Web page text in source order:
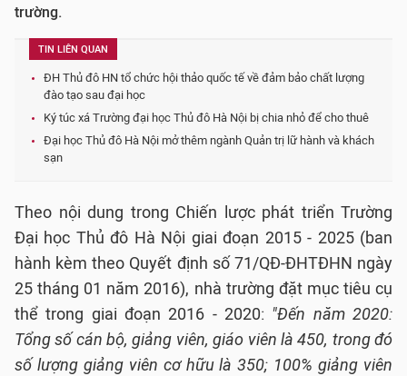
trường.
TIN LIÊN QUAN
ĐH Thủ đô HN tổ chức hội thảo quốc tế về đảm bảo chất lượng
đào tạo sau đại học
Ký túc xá Trường đại học Thủ đô Hà Nội bị chia nhỏ để cho thuê
Đại học Thủ đô Hà Nội mở thêm ngành Quản trị lữ hành và khách
sạn
Theo nội dung trong Chiến lược phát triển Trường
Đại học Thủ đô Hà Nội giai đoạn 2015 - 2025 (ban
hành kèm theo Quyết định số 71/QĐ-ĐHTĐHN ngày
25 tháng 01 năm 2016), nhà trường đặt mục tiêu cụ
thể trong giai đoạn 2016 - 2020: "Đến năm 2020:
Tổng số cán bộ, giảng viên, giáo viên là 450, trong đó
số lượng giảng viên cơ hữu là 350; 100% giảng viên